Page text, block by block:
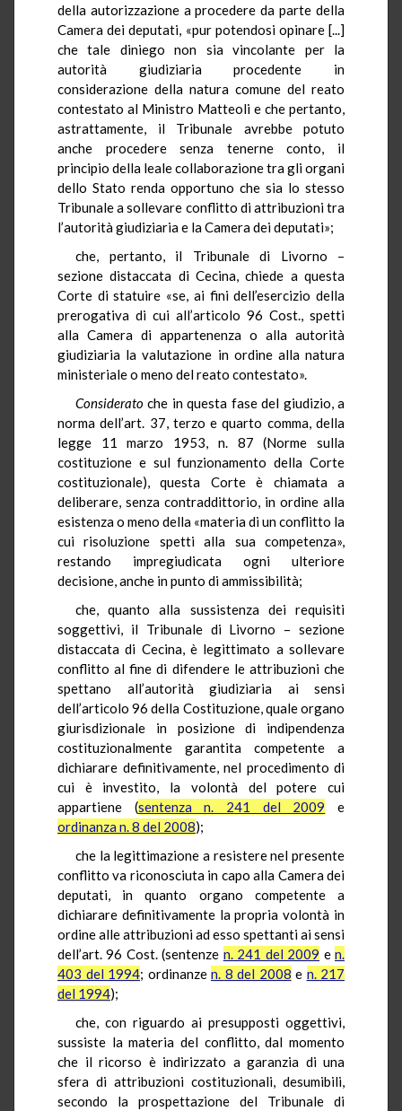
della autorizzazione a procedere da parte della
Camera dei deputati, «pur potendosi opinare [...]
che tale diniego non sia vincolante per la
autorità giudiziaria procedente in
considerazione della natura comune del reato
contestato al Ministro Matteoli e che pertanto,
astrattamente, il Tribunale avrebbe potuto
anche procedere senza tenerne conto, il
principio della leale collaborazione tra gli organi
dello Stato renda opportuno che sia lo stesso
Tribunale a sollevare conflitto di attribuzioni tra
l’autorità giudiziaria e la Camera dei deputati»;
che, pertanto, il Tribunale di Livorno –
sezione distaccata di Cecina, chiede a questa
Corte di statuire «se, ai fini dell’esercizio della
prerogativa di cui all’articolo 96 Cost., spetti
alla Camera di appartenenza o alla autorità
giudiziaria la valutazione in ordine alla natura
ministeriale o meno del reato contestato».
Considerato che in questa fase del giudizio, a
norma dell’art. 37, terzo e quarto comma, della
legge 11 marzo 1953, n. 87 (Norme sulla
costituzione e sul funzionamento della Corte
costituzionale), questa Corte è chiamata a
deliberare, senza contraddittorio, in ordine alla
esistenza o meno della «materia di un conflitto la
cui risoluzione spetti alla sua competenza»,
restando impregiudicata ogni ulteriore
decisione, anche in punto di ammissibilità;
che, quanto alla sussistenza dei requisiti
soggettivi, il Tribunale di Livorno – sezione
distaccata di Cecina, è legittimato a sollevare
conflitto al fine di difendere le attribuzioni che
spettano all’autorità giudiziaria ai sensi
dell’articolo 96 della Costituzione, quale organo
giurisdizionale in posizione di indipendenza
costituzionalmente garantita competente a
dichiarare definitivamente, nel procedimento di
cui è investito, la volontà del potere cui
appartiene (sentenza n. 241 del 2009 e
ordinanza n. 8 del 2008);
che la legittimazione a resistere nel presente
conflitto va riconosciuta in capo alla Camera dei
deputati, in quanto organo competente a
dichiarare definitivamente la propria volontà in
ordine alle attribuzioni ad esso spettanti ai sensi
dell’art. 96 Cost. (sentenze n. 241 del 2009 en.
403 del 1994; ordinanze n. 8 del 2008 e n. 217
del 1994);
che, con riguardo ai presupposti oggettivi,
sussiste la materia del conflitto, dal momento
che il ricorso è indirizzato a garanzia di una
sfera di attribuzioni costituzionali, desumibili,
secondo la prospettazione del Tribunale di